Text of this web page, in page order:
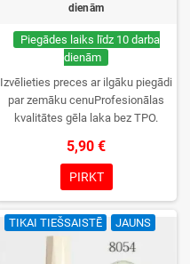
dienām
Piegādes laiks līdz 10 darba
dienām
Izvēlieties preces ar ilgāku piegādi
par zemāku cenuProfesionālas
kvalitātes gēla laka bez TPO.
izvēle, lieliska sacietēšana
UV/LED lampās un ilgstoša
noturība. Katrs flakons iepakots
kastītē – pirmo reizi to atvērsiet
tikai jūs.
5,90 €
PIRKT
TIKAI TIEŠSAISTĒ JAUNS